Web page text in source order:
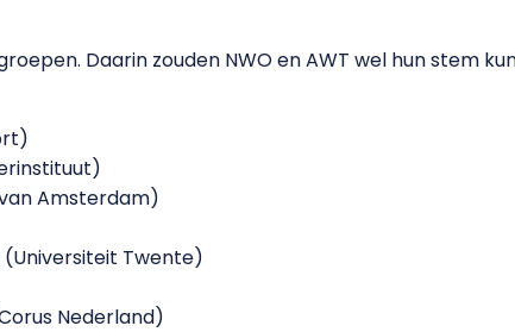
Daarin zouden NWO en AWT wel hun stem
Amsterdam)
(Universiteit Twente)
Nederland)